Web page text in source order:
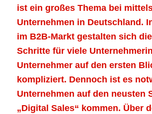
ist ein großes Thema bei
Unternehmen in Deutschland.
im B2B-Markt gestalten sich
Schritte für viele
Unternehmer auf den ersten
kompliziert. Dennoch ist es
Unternehmen auf den neusten
„Digital Sales“ kommen. Über